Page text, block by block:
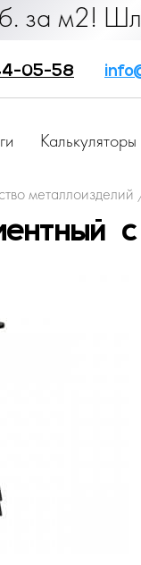
05-58
Калькуляторы
металлоизделий